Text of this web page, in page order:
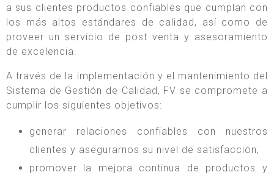
a sus clientes productos confiables que cumplan con
los más altos estándares de calidad, así como de
proveer un servicio de post venta y asesoramiento
de excelencia.
A través de la implementación y el mantenimiento del
Sistema de Gestión de Calidad, FV se compromete a
cumplir los siguientes objetivos:
generar relaciones confiables con nuestros
clientes y asegurarnos su nivel de satisfacción;
promover la mejora continua de productos y